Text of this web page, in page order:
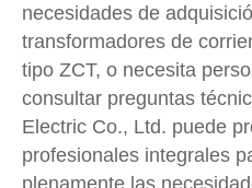
necesidades de
transformadores de
tipo ZCT, o necesita
consultar preguntas
Electric Co., Ltd. puede
profesionales integrales
plenamente las